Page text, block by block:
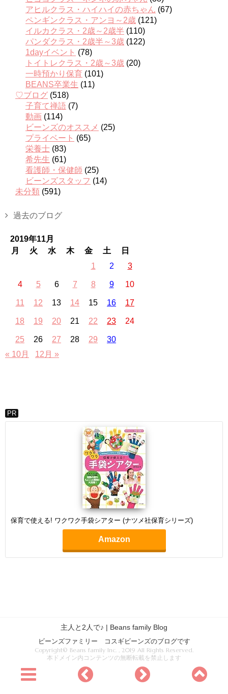
アヒルクラス・ハイハイの赤ちゃん (67)
ペンギンクラス・アンヨ～2歳 (121)
イルカクラス・2歳～2歳半 (110)
パンダクラス・2歳半～3歳 (122)
1dayイベント (78)
トイトレクラス・2歳～3歳 (20)
一時預かり保育 (101)
BEANS卒業生 (11)
♡ブログ (518)
子育て禅語 (7)
動画 (114)
ビーンズのオススメ (25)
プライベート (65)
栄養士 (83)
希先生 (61)
看護師・保健師 (25)
ビーンズスタッフ (14)
未分類 (591)
過去のブログ
2019年11月
月
火 水 木 金 土
日
1
2 3
4 5 6 7 8 9 10
11 12 13 14 15 16 17
18 19 20 21 22 23 24
25 26 27 28 29
30
« 10月
12月 »
PR
保育で使える! ワクワク手袋シアター (ナツメ社保育シリーズ)
Amazon
主人と2人で♪ | Beans family Blog
ビーンズファミリー コスギビーンズのブログです
Copyright© Beans family Inc. , 2019 All Rights Reserved.
本ドメイン内コンテンツの無断転載を禁止します